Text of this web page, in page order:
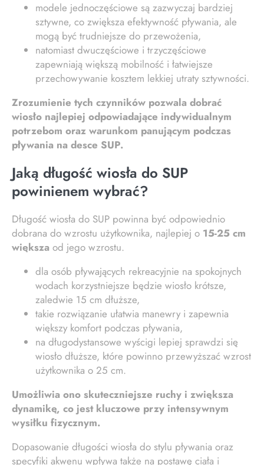
modele jednoczęściowe są zazwyczaj bardziej
sztywne, co zwiększa efektywność pływania, ale
mogą być trudniejsze do przewożenia,
natomiast dwuczęściowe i trzyczęściowe
zapewniają większą mobilność i łatwiejsze
przechowywanie kosztem lekkiej utraty sztywności.
Zrozumienie tych czynników pozwala dobrać
wiosło najlepiej odpowiadające indywidualnym
potrzebom oraz warunkom panującym podczas
pływania na desce SUP.
Jaką długość wiosła do SUP
powinienem wybrać?
Długość wiosła do SUP powinna być odpowiednio
dobrana do wzrostu użytkownika, najlepiej o 15-25 cm
większa od jego wzrostu.
dla osób pływających rekreacyjnie na spokojnych
wodach korzystniejsze będzie wiosło krótsze,
zaledwie 15 cm dłuższe,
takie rozwiązanie ułatwia manewry i zapewnia
większy komfort podczas pływania,
na długodystansowe wyścigi lepiej sprawdzi się
wiosło dłuższe, które powinno przewyższać wzrost
użytkownika o 25 cm.
Umożliwia ono skuteczniejsze ruchy i zwiększa
dynamikę, co jest kluczowe przy intensywnym
wysiłku fizycznym.
Dopasowanie długości wiosła do stylu pływania oraz
specyfiki akwenu wpływa także na postawę ciała i